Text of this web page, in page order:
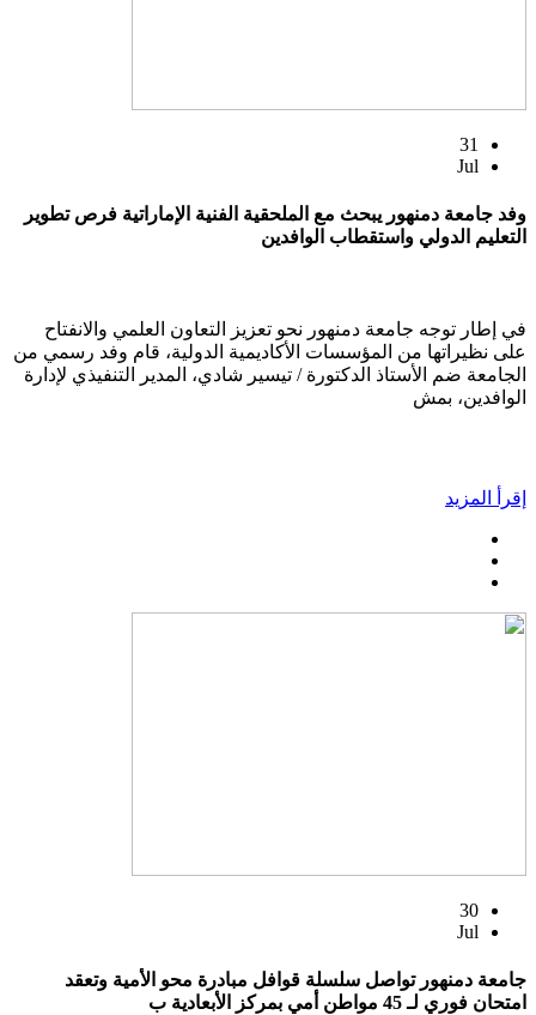
31
Jul
وفد جامعة دمنهور يبحث مع الملحقية الفنية الإماراتية فرص تطوير
التعليم الدولي واستقطاب الوافدين
في إطار توجه جامعة دمنهور نحو تعزيز التعاون العلمي والانفتاح
على نظيراتها من المؤسسات الأكاديمية الدولية، قام وفد رسمي من
الجامعة ضم الأستاذ الدكتورة / تيسير شادي، المدير التنفيذي لإدارة
الوافدين، بمش
إقرأ المزيد
30
Jul
جامعة دمنهور تواصل سلسلة قوافل مبادرة محو الأمية وتعقد
امتحان فوري لـ 45 مواطن أمي بمركز الأبعادية ب